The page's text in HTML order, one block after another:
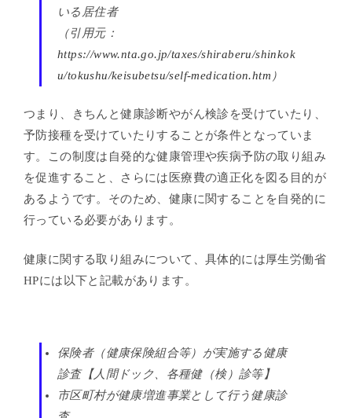
いる居住者
（引用元：
https://www.nta.go.jp/taxes/shiraberu/shinkok
u/tokushu/keisubetsu/self-medication.htm ）
つまり、きちんと健康診断やがん検診を受けていたり、
予防接種を受けていたりすることが条件となっていま
す。
この制度は自発的な健康管理や疾病予防の取り組み
を促進すること、さらには医療費の適正化を図る目的が
あるようです。そのため、健康に関することを自発的に
行っている必要があります。
健康に関する取り組みについて、具体的には厚生労働省
HPには以下と記載があります。
保険者（健康保険組合等）が実施する健康
診査【人間ドック、各種健（検）診等】
市区町村が健康増進事業として行う健康診